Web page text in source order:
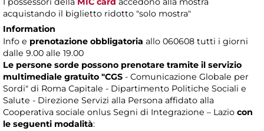
acquistando il biglietto ridotto "solo mostra"
Information
Info e prenotazione obbligatoria allo 060608 tutti i giorni
dalle 9.00 alle 19.00
Le persone sorde possono prenotare tramite il servizio
multimediale gratuito "CGS - Comunicazione Globale per
Sordi" di Roma Capitale - Dipartimento Politiche Sociali e
Salute - Direzione Servizi alla Persona affidato alla
Cooperativa sociale onlus Segni di Integrazione – Lazio con
le seguenti modalità: